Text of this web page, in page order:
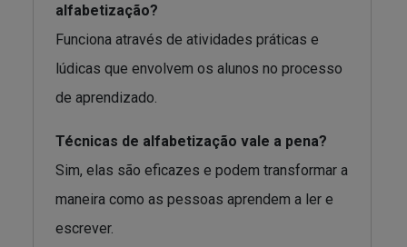
alfabetização?
Funciona através de atividades práticas e
lúdicas que envolvem os alunos no processo
de aprendizado.
Técnicas de alfabetização vale a pena?
Sim, elas são eficazes e podem transformar a
maneira como as pessoas aprendem a ler e
escrever.